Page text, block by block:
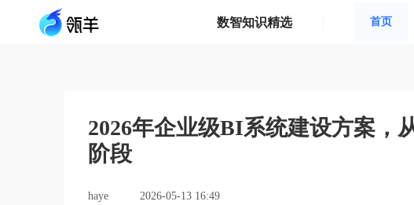
数智知识精选 首页
2026年企业级BI系统建设方案，
阶段
haye 2026-05-13 16:49